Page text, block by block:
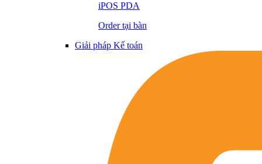
iPOS PDA
Order tại bàn
Giải pháp Kế toán